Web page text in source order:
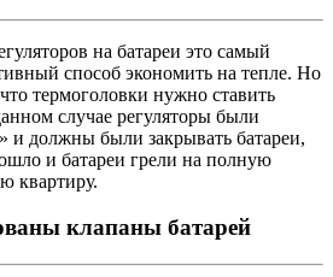
на батареи это самый
способ экономить на тепле. Но
термоголовки нужно ставить
случае регуляторы были
и должны были закрывать батареи,
и батареи грели на полную
квартиру.
клапаны батарей